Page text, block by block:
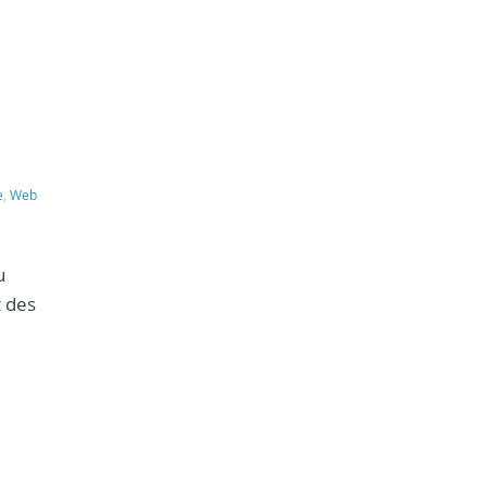
, Web
des